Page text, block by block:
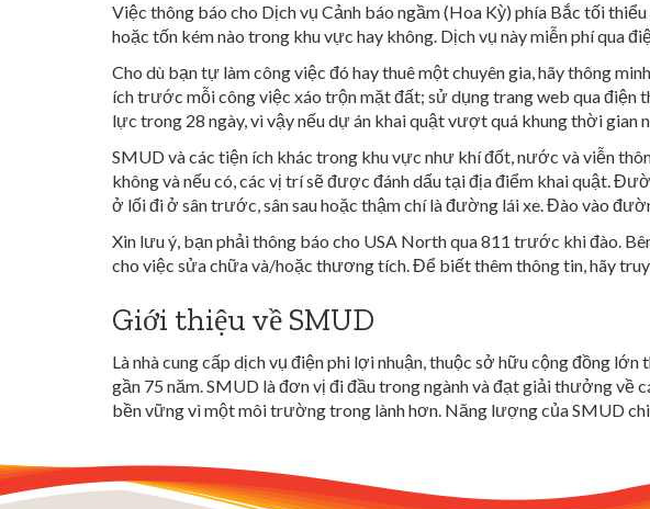
Việc thông báo cho Dịch vụ Cảnh báo ngầm (Hoa Kỳ) phía Bắc tối thiểu
hoặc tốn kém nào trong khu vực hay không. Dịch vụ này miễn phí qua
Cho dù bạn tự làm công việc đó hay thuê một chuyên gia, hãy thông
ích trước mỗi công việc xáo trộn mặt đất; sử dụng trang web qua điện
lực trong 28 ngày, vì vậy nếu dự án khai quật vượt quá khung thời gian
SMUD và các tiện ích khác trong khu vực như khí đốt, nước và viễn
không và nếu có, các vị trí sẽ được đánh dấu tại địa điểm khai quật.
ở lối đi ở sân trước, sân sau hoặc thậm chí là đường lái xe. Đào vào
Xin lưu ý, bạn phải thông báo cho USA North qua 811 trước khi đào.
cho việc sửa chữa và/hoặc thương tích. Để biết thêm thông tin, hãy
Giới thiệu về SMUD
Là nhà cung cấp dịch vụ điện phi lợi nhuận, thuộc sở hữu cộng đồng
gần 75 năm. SMUD là đơn vị đi đầu trong ngành và đạt giải thưởng
bền vững vì một môi trường trong lành hơn. Năng lượng của SMUD